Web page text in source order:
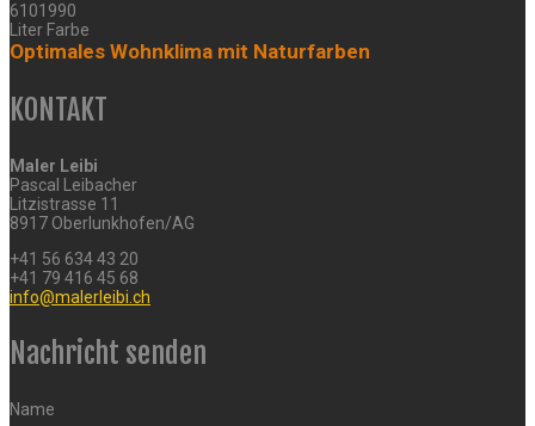
6101990
Liter Farbe
Optimales Wohnklima mit Naturfarben
KONTAKT
Maler Leibi
Pascal Leibacher
Litzistrasse 11
8917 Oberlunkhofen/AG
+41 56 634 43 20
+41 79 416 45 68
info@malerleibi.ch
Nachricht senden
Name